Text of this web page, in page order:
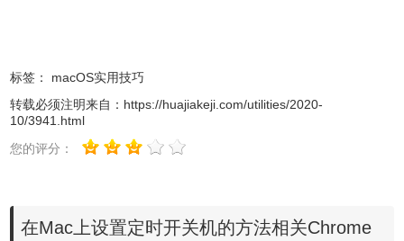
4、可以选择重复天数（工作日、周末、每天，或者是特定的
标签：
macOS实用技巧
转载必须注明来自： https://huajiakeji.com/utilities/2020-
10/3941.html
您的评分：
在Mac上设置定时开关机的方法相关Chrome